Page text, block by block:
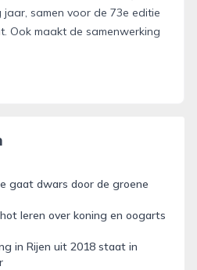
jaar, samen voor de 73e editie
Ook maakt de samenwerking
gaat dwars door de groene
leren over koning en oogarts
in Rijen uit 2018 staat in